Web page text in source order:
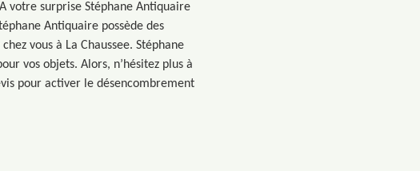
votre surprise Stéphane Antiquaire
Antiquaire possède des
vous à La Chaussee. Stéphane
vos objets. Alors, n’hésitez plus à
pour activer le désencombrement